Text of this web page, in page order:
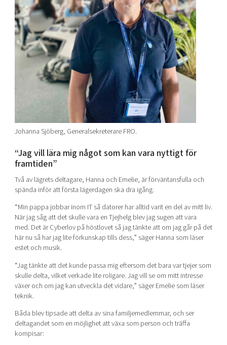
Johanna Sjöberg, Generalsekreterare FRO.
“Jag vill lära mig något som kan vara nyttigt för
framtiden”
Två av lägrets deltagare, Hanna och Emelie, är förväntansfulla och
spända inför att första lägerdagen ska dra igång.
“Min pappa jobbar inom IT så datorer har alltid varit en del av mitt liv.
När jag såg att det skulle vara en Tjejhelg blev jag sugen att vara
med. Det är Cyberlov på höstlovet så jag tänkte att om jag går på det
här nu så har jag lite förkunskap tills dess,” säger Hanna som läser
estet och musik.
“Jag tänkte att det kunde passa mig eftersom det bara var tjejer som
skulle delta, vilket verkade lite roligare. Jag vill se om mitt intresse
växer och om jag kan utveckla det vidare,” säger Emelie som läser
teknik.
Båda blev tipsade att delta av sina familjemedlemmar, och ser
deltagandet som en möjlighet att växa som person och träffa
kompisar: